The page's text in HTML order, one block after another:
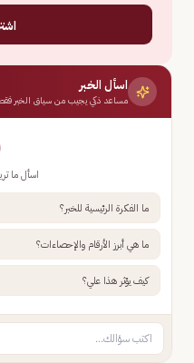
اسأل الخبر
مساعد ذكي يجيب من سياق الخبر فقط
اسأل ما
ما الفكرة الرئيسية للخبر؟
ما هي أبرز الأرقام والإحصاءات؟
كيف يؤثر هذا علي؟